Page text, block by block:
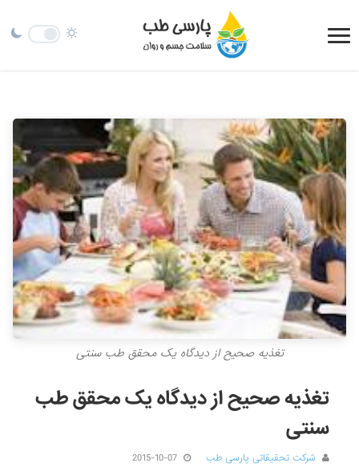
تغذیه صحیح از دیدگاه یک محقق طب سنتی
تغذیه صحیح از دیدگاه یک محقق طب
سنتی
شرکت تحقیقاتی پارسی طب
2015-10-07